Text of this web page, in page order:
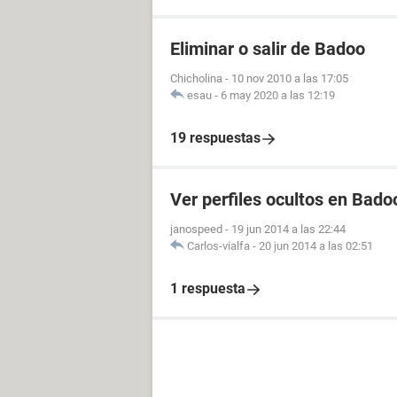
Eliminar o salir de Badoo
Chicholina - 10 nov 2010 a las 17:05
esau - 6 may 2020 a las 12:19
19 respuestas
Ver perfiles ocultos en
janospeed - 19 jun 2014 a las 22:44
Carlos-vialfa - 20 jun 2014 a las 02:51
1 respuesta